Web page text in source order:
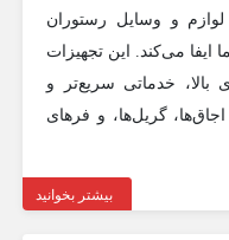
و وسایل رستوران
می‌کند. این تجهیزات
خدماتی سریع‌تر و
گریل‌ها، و فرهای
بیشتر بخوانید